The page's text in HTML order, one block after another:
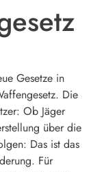
Gesetze in
Die
Ob Jäger
über die
Das ist das
Für